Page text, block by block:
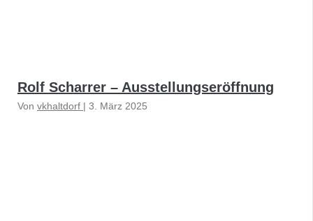
Rolf Scharrer – Ausstellungseröffnung
Von vkhaltdorf | 3. März 2025